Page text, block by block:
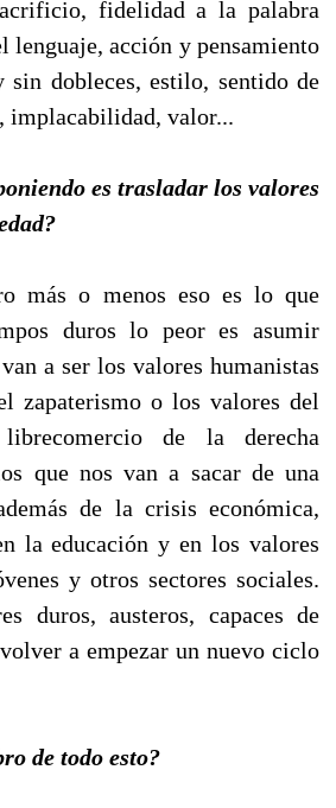
fidelidad a la palabra
lenguaje, acción y pensamiento
dobleces, estilo, sentido de
implacabilidad, valor...
es trasladar los valores
más o menos eso es lo que
duros lo peor es asumir
a ser los valores humanistas
zapaterismo o los valores del
de la derecha
que nos van a sacar de una
de la crisis económica,
la educación y en los valores
y otros sectores sociales.
duros, austeros, capaces de
a empezar un nuevo ciclo
de todo esto?